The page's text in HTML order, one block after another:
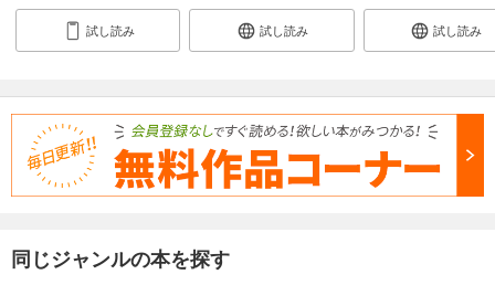
試し読み 試し読み 試し読み
同じジャンルの本を探す